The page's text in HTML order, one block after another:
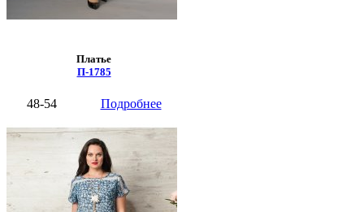
Платье
П-1785
48-54 Подробнее